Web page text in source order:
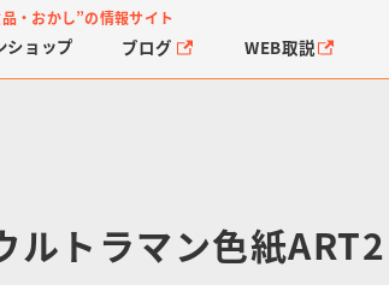
・おかし”の情報サイト
ショップ ブログ WEB取説
ルトラマン色紙ART2